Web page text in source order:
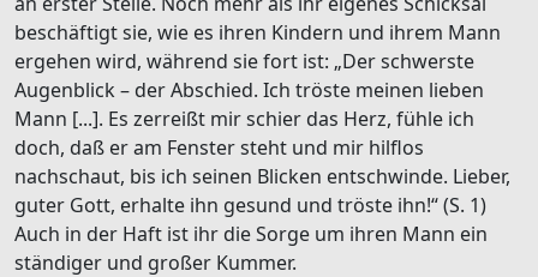
beschäftigt sie, wie es ihren Kindern und ihrem Mann
ergehen wird, während sie fort ist: „Der schwerste
Augenblick – der Abschied. Ich tröste meinen lieben
Mann [...]. Es zerreißt mir schier das Herz, fühle ich
doch, daß er am Fenster steht und mir hilflos
nachschaut, bis ich seinen Blicken entschwinde. Lieber,
guter Gott, erhalte ihn gesund und tröste ihn!“ (S. 1)
Auch in der Haft ist ihr die Sorge um ihren Mann ein
ständiger und großer Kummer.